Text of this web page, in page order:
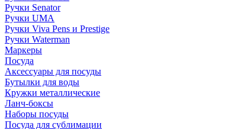
Ручки Senator
Ручки UMA
Ручки Viva Pens и Prestige
Ручки Waterman
Маркеры
Посуда
Аксессуары для посуды
Бутылки для воды
Кружки металлические
Ланч-боксы
Наборы посуды
Посуда для сублимации